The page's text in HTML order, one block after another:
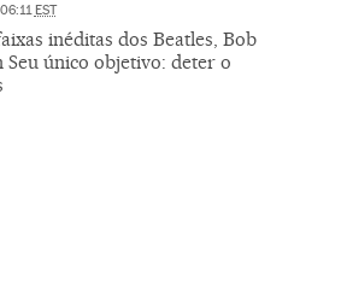
EST
inéditas dos Beatles, Bob
único objetivo: deter o